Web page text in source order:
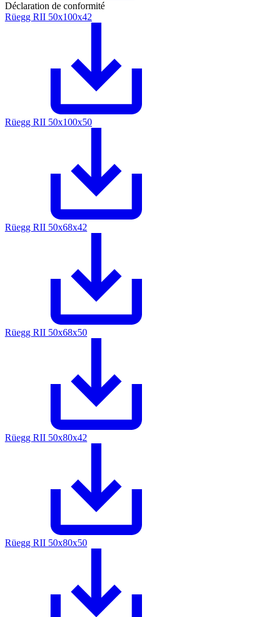
Déclaration de conformité
Rüegg RII 50x100x42
Rüegg RII 50x100x50
Rüegg RII 50x68x42
Rüegg RII 50x68x50
Rüegg RII 50x80x42
Rüegg RII 50x80x50